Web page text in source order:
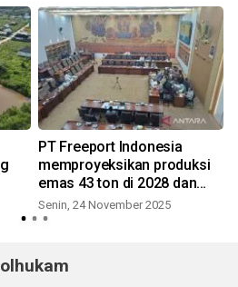
PT Freeport Indonesia
memproyeksikan produksi
emas 43 ton di 2028 dan
2029
Senin, 24 November 2025